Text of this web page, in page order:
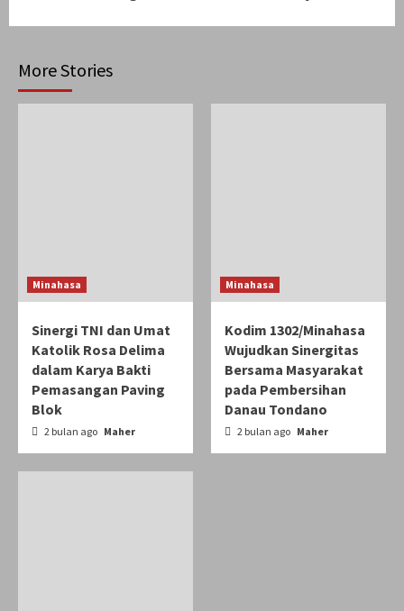
More Stories
Minahasa
Sinergi TNI dan Umat
Katolik Rosa Delima
dalam Karya Bakti
Pemasangan Paving
Blok
2 bulan ago Maher
Minahasa
Kodim 1302/Minahasa
Wujudkan Sinergitas
Bersama Masyarakat
pada Pembersihan
Danau Tondano
2 bulan ago Maher